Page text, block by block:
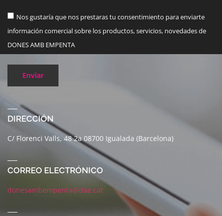
Nos gustaría que nos prestaras tu consentimiento para enviarte
información comercial sobre los productos, servicios, novedades de
DONES AMB EMPENTA
Enviar
DIRECCIÓN
C/ Florenci Valls, 48 2a 08700 Igualada (Barcelona)
CORREO ELECTRÓNICO
donesambempenta@dae.cat